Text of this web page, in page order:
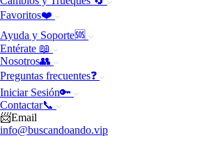
Favoritos❤️
Ayuda y Soporte🆘
Entérate 📖
Nosotros👥
Preguntas frecuentes❓
Iniciar Sesión🔑
Contactar📞
📨Email
info@buscandoando.vip